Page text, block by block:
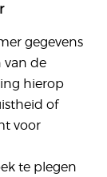
gegevens
van de
hierop
of
voor
te plegen